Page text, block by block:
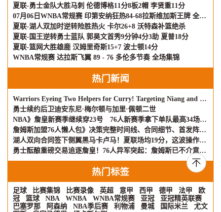
夏联-勇士金队大胜马刺 伦德博格11分8板2帽 李贤重11分
07月06日WNBA常规赛 印第安纳狂热84-68拉斯维加斯王牌 全场集锦
夏联-湖人双加时逆转险胜热火 卡尔26+8 沃特森补篮绝杀
夏联-国王逆转勇士蓝队 郭昊文首秀9分钟4分3助 夏普18分
夏联-篮网大胜雄鹿 汉姆里奇斯15+7 波士顿14分
WNBA常规赛 达拉斯飞翼 89 - 76 多伦多节奏 全场集锦
热门新闻
Warriors Eyeing Two Helpers for Curry! Targeting Niang and Olynyk – U.S. Media Hopes for Minimum Dea
勇士续约后卫迪安东尼·梅尔顿与加里·佩顿二世
NBA》詹皇新赛季继续穿23号 76人新赛季拿下单队最高34场全美直播
詹姆斯加盟76人懒人包》决策完整时间线、合同细节、首发阵容详解
湖人双向合同签下侧翼黑马卡卢马！夏联场均19分，这波操作够果断
勇士酝酿重磅交易追逐詹皇！76人异军突起：詹姆斯已不介意与布朗联手
热门标签
足球 比赛集锦 比赛录像 英超 意甲 西甲 德甲 法甲
欧
冠
篮球 NBA WNBA WNBA常规赛 亚冠
亚冠精英联赛
巴塞罗那
阿森纳 NBA季后赛 利物浦 曼城 国际米兰
尤文